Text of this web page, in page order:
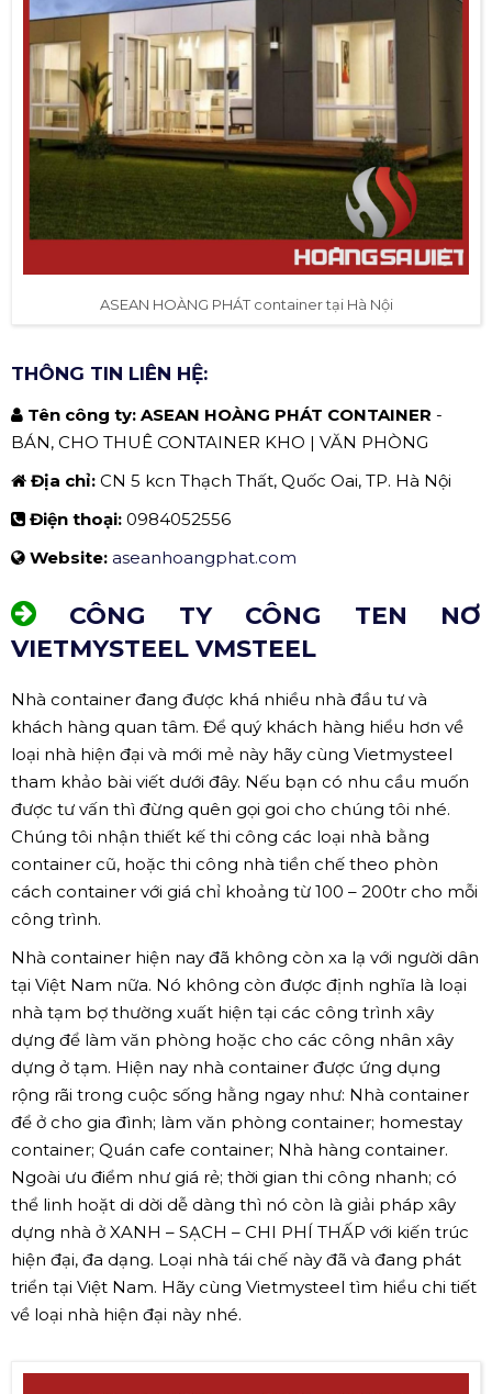
ASEAN HOÀNG PHÁT container tại Hà Nội
THÔNG TIN LIÊN HỆ:
Tên công ty: ASEAN HOÀNG PHÁT CONTAINER -
BÁN, CHO THUÊ CONTAINER KHO | VĂN PHÒNG
Địa chỉ: CN 5 kcn Thạch Thất, Quốc Oai, TP. Hà Nội
Điện thoại: 0984052556
Website: aseanhoangphat.com
CÔNG TY CÔNG TEN NƠ
VIETMYSTEEL VMSTEEL
Nhà container đang được khá nhiều nhà đầu tư và
khách hàng quan tâm. Để quý khách hàng hiểu hơn về
loại nhà hiện đại và mới mẻ này hãy cùng Vietmysteel
tham khảo bài viết dưới đây. Nếu bạn có nhu cầu muốn
được tư vấn thì đừng quên gọi goi cho chúng tôi nhé.
Chúng tôi nhận thiết kế thi công các loại nhà bằng
container cũ, hoặc thi công nhà tiền chế theo phòn
cách container với giá chỉ khoảng từ 100 – 200tr cho mỗi
công trình.
Nhà container hiện nay đã không còn xa lạ với người dân
tại Việt Nam nữa. Nó không còn được định nghĩa là loại
nhà tạm bợ thường xuất hiện tại các công trình xây
dựng để làm văn phòng hoặc cho các công nhân xây
dựng ở tạm. Hiện nay nhà container được ứng dụng
rộng rãi trong cuộc sống hằng ngay như: Nhà container
để ở cho gia đình; làm văn phòng container; homestay
container; Quán cafe container; Nhà hàng container.
Ngoài ưu điểm như giá rẻ; thời gian thi công nhanh; có
thể linh hoặt di dời dễ dàng thì nó còn là giải pháp xây
dựng nhà ở XANH – SẠCH – CHI PHÍ THẤP với kiến trúc
hiện đại, đa dạng. Loại nhà tái chế này đã và đang phát
triển tại Việt Nam. Hãy cùng Vietmysteel tìm hiểu chi tiết
về loại nhà hiện đại này nhé.